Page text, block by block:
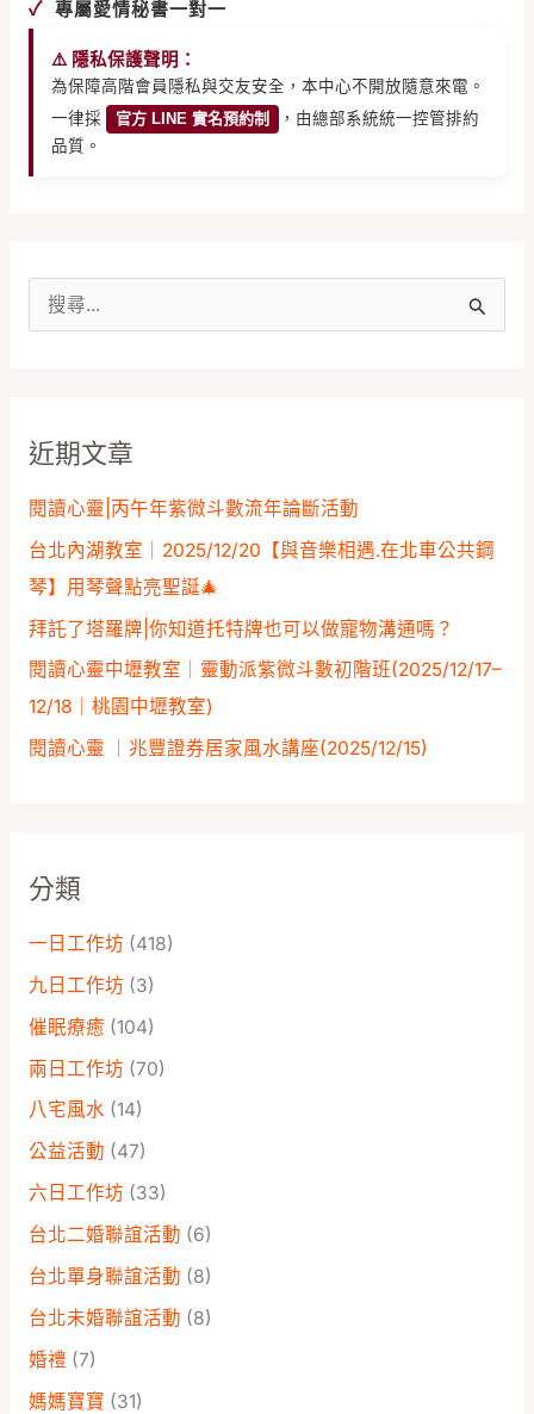
✓ 專屬愛情秘書一對一
⚠️ 隱私保護聲明：
為保障高階會員隱私與交友安全，本中心不開放隨意來電。
一律採
官方 LINE 實名預約制
，由總部系統統一控管排約
品質。
字
:
近期文章
閱讀心靈|丙午年紫微斗數流年論斷活動
台北內湖教室｜2025/12/20【與音樂相遇.在北車公共鋼
琴】用琴聲點亮聖誕🎄
拜託了塔羅牌|你知道托特牌也可以做寵物溝通嗎？
閱讀心靈中壢教室｜靈動派紫微斗數初階班(2025/12/17–
12/18｜桃園中壢教室)
閱讀心靈 ｜兆豐證券居家風水講座️(2025/12/15)
分類
一日工作坊 (418)
九日工作坊 (3)
催眠療癒 (104)
兩日工作坊 (70)
八宅風水 (14)
公益活動 (47)
六日工作坊 (33)
台北二婚聯誼活動 (6)
台北單身聯誼活動 (8)
台北未婚聯誼活動 (8)
婚禮 (7)
媽媽寶寶 (31)